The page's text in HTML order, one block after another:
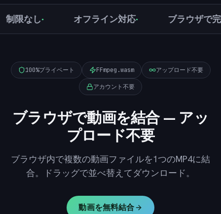
なし オフライン対応 ブラウザで完結
100%プライベート FFmpeg.wasm アップロード不要
アカウント不要
ブラウザで動画を結合 — アッ
プロード不要
ブラウザ内で複数の動画ファイルを1つのMP4に結
合。ドラッグで並べ替えてダウンロード。
動画を無料結合